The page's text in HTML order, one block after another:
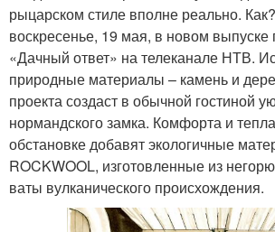
рыцарском стиле вполне реально.
воскресенье, 19 мая, в новом
«Дачный ответ» на телеканале НТВ.
природные материалы – камень и
проекта создаст в обычной гостиной
нормандского замка. Комфорта и
обстановке добавят экологичные
ROCKWOOL, изготовленные из
ваты вулканического происхождения.